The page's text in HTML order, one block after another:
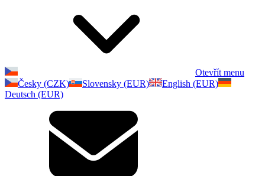
Otevřít menu
Česky (CZK)
Slovensky (EUR)
English (EUR)
Deutsch (EUR)